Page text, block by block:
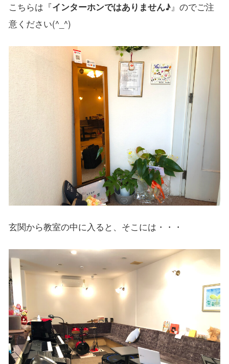
こちらは『インターホンではありません♪』のでご注
意ください(^_^)
玄関から教室の中に入ると、そこには・・・